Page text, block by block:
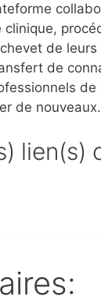
clinique,
de
de
de
lien(s)